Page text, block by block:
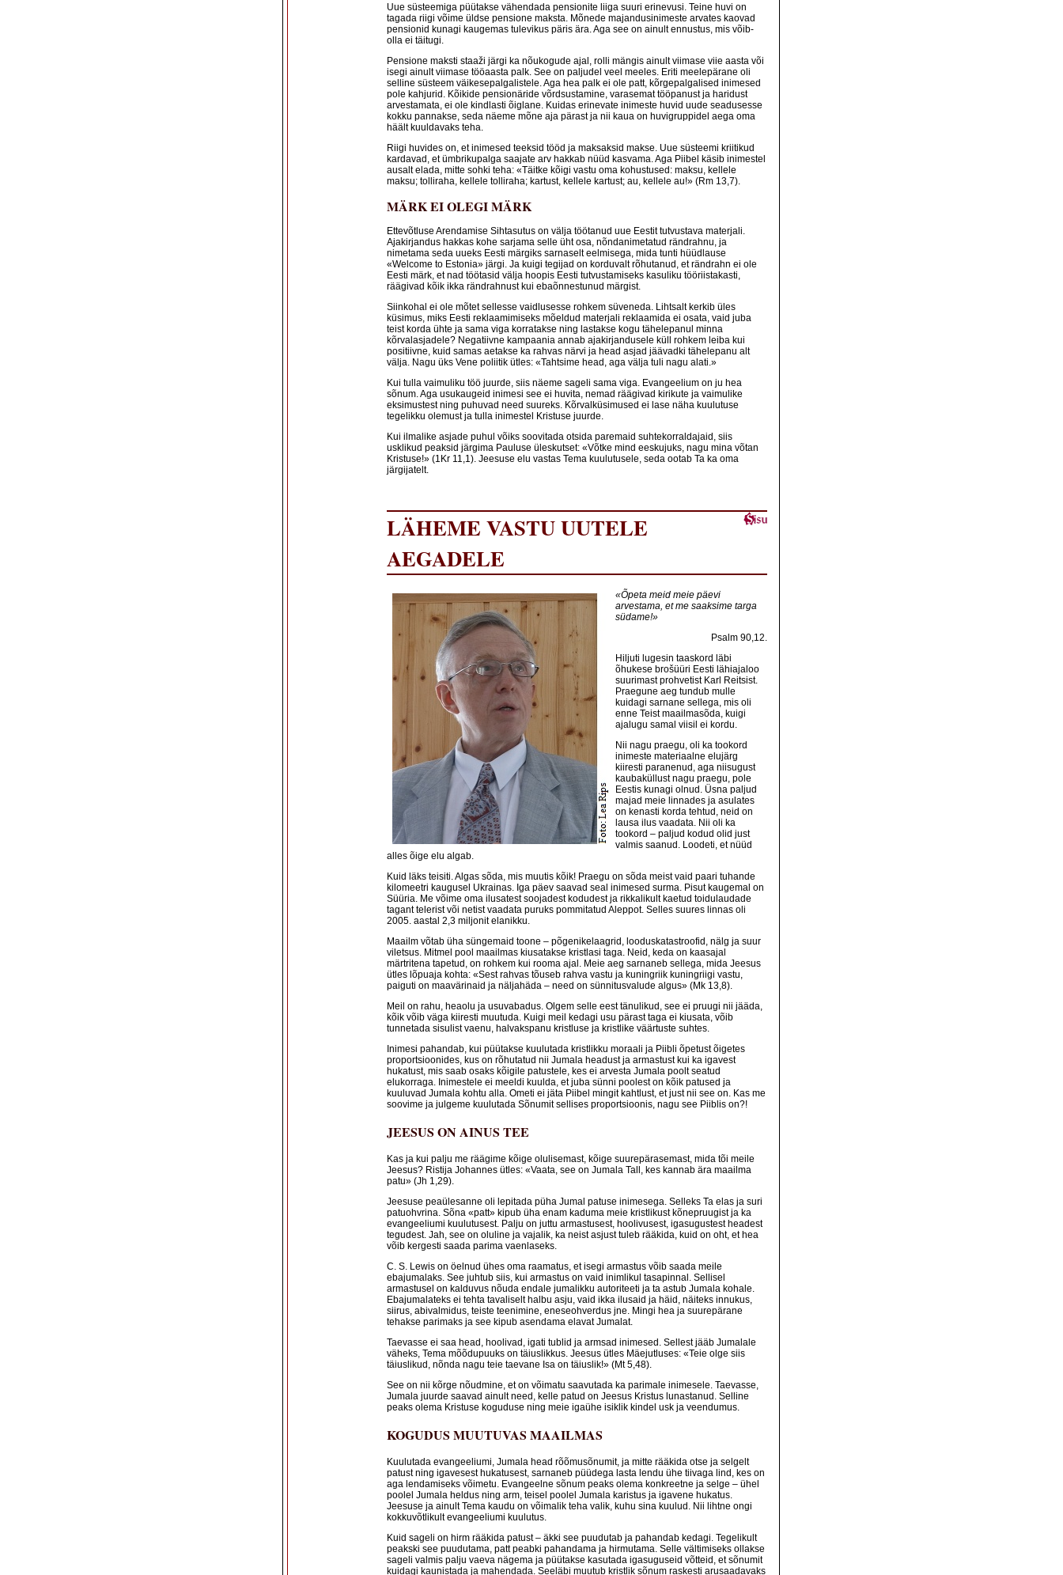
Uue süsteemiga püütakse vähendada pensionite liiga suuri erinevusi. Teine huvi on
tagada riigi võime üldse pensione maksta. Mõnede majandusinimeste arvates kaovad
pensionid kunagi kaugemas tulevikus päris ära. Aga see on ainult ennustus, mis võib-
olla ei täitugi.
Pensione maksti staaži järgi ka nõukogude ajal, rolli mängis ainult viimase viie aasta või
isegi ainult viimase tööaasta palk. See on paljudel veel meeles. Eriti meelepärane oli
selline süsteem väikesepalgalistele. Aga hea palk ei ole patt, kõrgepalgalised inimesed
pole kahjurid. Kõikide pensionäride võrdsustamine, varasemat tööpanust ja haridust
arvestamata, ei ole kindlasti õiglane. Kuidas erinevate inimeste huvid uude seadusesse
kokku pannakse, seda näeme mõne aja pärast ja nii kaua on huvigruppidel aega oma
häält kuuldavaks teha.
Riigi huvides on, et inimesed teeksid tööd ja maksaksid makse. Uue süsteemi kriitikud
kardavad, et ümbrikupalga saajate arv hakkab nüüd kasvama. Aga Piibel käsib inimestel
ausalt elada, mitte sohki teha: «Täitke kõigi vastu oma kohustused: maksu, kellele
maksu; tolliraha, kellele tolliraha; kartust, kellele kartust; au, kellele au!» (Rm 13,7).
MÄRK EI OLEGI MÄRK
Ettevõtluse Arendamise Sihtasutus on välja töötanud uue Eestit tutvustava materjali.
Ajakirjandus hakkas kohe sarjama selle üht osa, nõndanimetatud rändrahnu, ja
nimetama seda uueks Eesti märgiks sarnaselt eelmisega, mida tunti hüüdlause
«Welcome to Estonia» järgi. Ja kuigi tegijad on korduvalt rõhutanud, et rändrahn ei ole
Eesti märk, et nad töötasid välja hoopis Eesti tutvustamiseks kasuliku tööriistakasti,
räägivad kõik ikka rändrahnust kui ebaõnnestunud märgist.
Siinkohal ei ole mõtet sellesse vaidlusesse rohkem süveneda. Lihtsalt kerkib üles
küsimus, miks Eesti reklaamimiseks mõeldud materjali reklaamida ei osata, vaid juba
teist korda ühte ja sama viga korratakse ning lastakse kogu tähelepanul minna
kõrvalasjadele? Negatiivne kampaania annab ajakirjandusele küll rohkem leiba kui
positiivne, kuid samas aetakse ka rahvas närvi ja head asjad jäävadki tähelepanu alt
välja. Nagu üks Vene poliitik ütles: «Tahtsime head, aga välja tuli nagu alati.»
Kui tulla vaimuliku töö juurde, siis näeme sageli sama viga. Evangeelium on ju hea
sõnum. Aga usukaugeid inimesi see ei huvita, nemad räägivad kirikute ja vaimulike
eksimustest ning puhuvad need suureks. Kõrvalküsimused ei lase näha kuulutuse
tegelikku olemust ja tulla inimestel Kristuse juurde.
Kui ilmalike asjade puhul võiks soovitada otsida paremaid suhtekorraldajaid, siis
usklikud peaksid järgima Pauluse üleskutset: «Võtke mind eeskujuks, nagu mina võtan
Kristuse!» (1Kr 11,1). Jeesuse elu vastas Tema kuulutusele, seda ootab Ta ka oma
järgijatelt.
LÄHEME VASTU UUTELE
AEGADELE
«Õpeta meid meie päevi
arvestama, et me saaksime targa
südame!»
Psalm 90,12.
Hiljuti lugesin taaskord läbi
õhukese brošüüri Eesti lähiajaloo
suurimast prohvetist Karl Reitsist.
Praegune aeg tundub mulle
kuidagi sarnane sellega, mis oli
enne Teist maailmasõda, kuigi
ajalugu samal viisil ei kordu.
Nii nagu praegu, oli ka tookord
inimeste materiaalne elujärg
kiiresti paranenud, aga niisugust
kaubaküllust nagu praegu, pole
Eestis kunagi olnud. Üsna paljud
majad meie linnades ja asulates
on kenasti korda tehtud, neid on
lausa ilus vaadata. Nii oli ka
tookord – paljud kodud olid just
valmis saanud. Loodeti, et nüüd
alles õige elu algab.
Kuid läks teisiti. Algas sõda, mis muutis kõik! Praegu on sõda meist vaid paari tuhande
kilomeetri kaugusel Ukrainas. Iga päev saavad seal inimesed surma. Pisut kaugemal on
Süüria. Me võime oma ilusatest soojadest kodudest ja rikkalikult kaetud toidulaudade
tagant telerist või netist vaadata puruks pommitatud Aleppot. Selles suures linnas oli
2005. aastal 2,3 miljonit elanikku.
Maailm võtab üha süngemaid toone – põgenikelaagrid, looduskatastroofid, nälg ja suur
viletsus. Mitmel pool maailmas kiusatakse kristlasi taga. Neid, keda on kaasajal
märtritena tapetud, on rohkem kui rooma ajal. Meie aeg sarnaneb sellega, mida Jeesus
ütles lõpuaja kohta: «Sest rahvas tõuseb rahva vastu ja kuningriik kuningriigi vastu,
paiguti on maavärinaid ja näljahäda – need on sünnitusvalude algus» (Mk 13,8).
Meil on rahu, heaolu ja usuvabadus. Olgem selle eest tänulikud, see ei pruugi nii jääda,
kõik võib väga kiiresti muutuda. Kuigi meil kedagi usu pärast taga ei kiusata, võib
tunnetada sisulist vaenu, halvakspanu kristluse ja kristlike väärtuste suhtes.
Inimesi pahandab, kui püütakse kuulutada kristlikku moraali ja Piibli õpetust õigetes
proportsioonides, kus on rõhutatud nii Jumala headust ja armastust kui ka igavest
hukatust, mis saab osaks kõigile patustele, kes ei arvesta Jumala poolt seatud
elukorraga. Inimestele ei meeldi kuulda, et juba sünni poolest on kõik patused ja
kuuluvad Jumala kohtu alla. Ometi ei jäta Piibel mingit kahtlust, et just nii see on. Kas me
soovime ja julgeme kuulutada Sõnumit sellises proportsioonis, nagu see Piiblis on?!
JEESUS ON AINUS TEE
Kas ja kui palju me räägime kõige olulisemast, kõige suurepärasemast, mida tõi meile
Jeesus? Ristija Johannes ütles: «Vaata, see on Jumala Tall, kes kannab ära maailma
patu» (Jh 1,29).
Jeesuse peaülesanne oli lepitada püha Jumal patuse inimesega. Selleks Ta elas ja suri
patuohvrina. Sõna «patt» kipub üha enam kaduma meie kristlikust kõnepruugist ja ka
evangeeliumi kuulutusest. Palju on juttu armastusest, hoolivusest, igasugustest headest
tegudest. Jah, see on oluline ja vajalik, ka neist asjust tuleb rääkida, kuid on oht, et hea
võib kergesti saada parima vaenlaseks.
C. S. Lewis on öelnud ühes oma raamatus, et isegi armastus võib saada meile
ebajumalaks. See juhtub siis, kui armastus on vaid inimlikul tasapinnal. Sellisel
armastusel on kalduvus nõuda endale jumalikku autoriteeti ja ta astub Jumala kohale.
Ebajumalateks ei tehta tavaliselt halbu asju, vaid ikka ilusaid ja häid, näiteks innukus,
siirus, abivalmidus, teiste teenimine, eneseohverdus jne. Mingi hea ja suurepärane
tehakse parimaks ja see kipub asendama elavat Jumalat.
Taevasse ei saa head, hoolivad, igati tublid ja armsad inimesed. Sellest jääb Jumalale
väheks, Tema mõõdupuuks on täiuslikkus. Jeesus ütles Mäejutluses: «Teie olge siis
täiuslikud, nõnda nagu teie taevane Isa on täiuslik!» (Mt 5,48).
See on nii kõrge nõudmine, et on võimatu saavutada ka parimale inimesele. Taevasse,
Jumala juurde saavad ainult need, kelle patud on Jeesus Kristus lunastanud. Selline
peaks olema Kristuse koguduse ning meie igaühe isiklik kindel usk ja veendumus.
KOGUDUS MUUTUVAS MAAILMAS
Kuulutada evangeeliumi, Jumala head rõõmusõnumit, ja mitte rääkida otse ja selgelt
patust ning igavesest hukatusest, sarnaneb püüdega lasta lendu ühe tiivaga lind, kes on
aga lendamiseks võimetu. Evangeelne sõnum peaks olema konkreetne ja selge – ühel
poolel Jumala heldus ning arm, teisel poolel Jumala karistus ja igavene hukatus.
Jeesuse ja ainult Tema kaudu on võimalik teha valik, kuhu sina kuulud. Nii lihtne ongi
kokkuvõtlikult evangeeliumi kuulutus.
Kuid sageli on hirm rääkida patust – äkki see puudutab ja pahandab kedagi. Tegelikult
peakski see puudutama, patt peabki pahandama ja hirmutama. Selle vältimiseks ollakse
sageli valmis palju vaeva nägema ja püütakse kasutada igasuguseid võtteid, et sõnumit
kuidagi kaunistada ja mahendada. Seeläbi muutub kristlik sõnum raskesti arusaadavaks